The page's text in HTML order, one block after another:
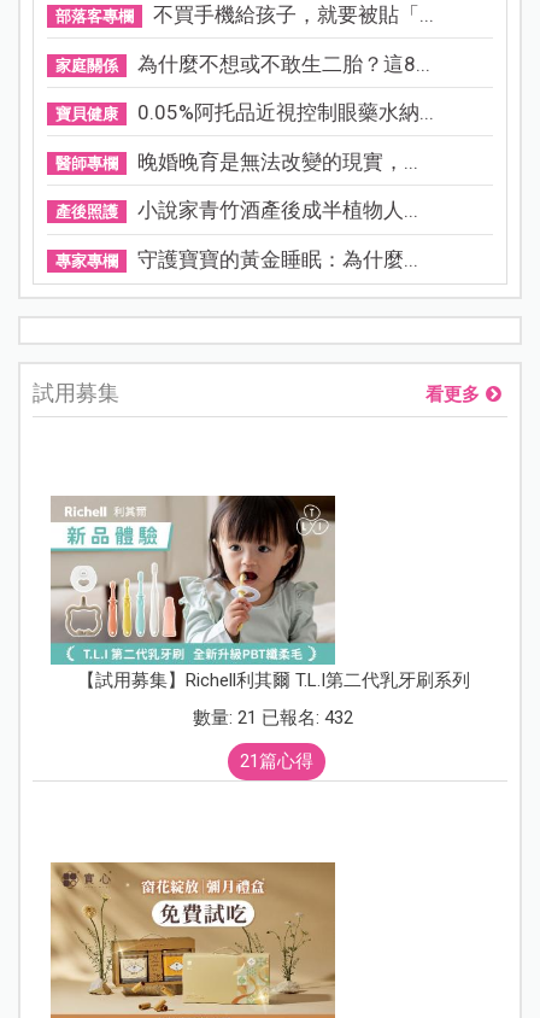
部落客專欄 不買手機給孩子，就要被貼「...
家庭關係 為什麼不想或不敢生二胎？這8...
寶貝健康 0.05%阿托品近視控制眼藥水納...
醫師專欄 晚婚晚育是無法改變的現實，...
產後照護 小說家青竹酒產後成半植物人...
專家專欄 守護寶寶的黃金睡眠：為什麼...
試用募集 看更多
【試用募集】Richell利其爾 T.L.I第二代乳牙刷系列
數量: 21 已報名: 432
21篇心得